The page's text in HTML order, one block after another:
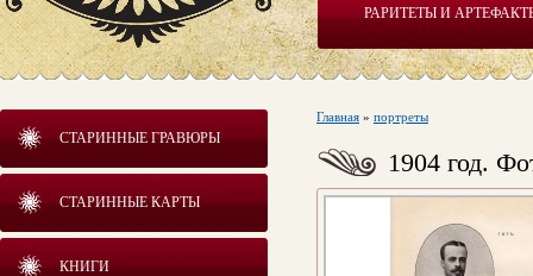
РАРИТЕТЫ И
СТАРИННЫЕ ГРАВЮРЫ
СТАРИННЫЕ КАРТЫ
КНИГИ
Главная » портреты
1904 год.